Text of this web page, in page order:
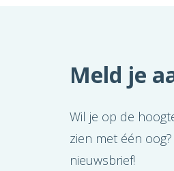
Meld je
Wil je op de
zien met één
nieuwsbrief!